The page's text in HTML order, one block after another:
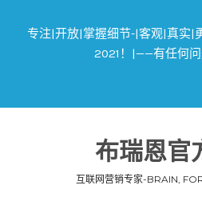
专注|开放|掌握细节-|客观|真实|
2021！|——有任何
布瑞恩官
互联网营销专家-BRAIN,